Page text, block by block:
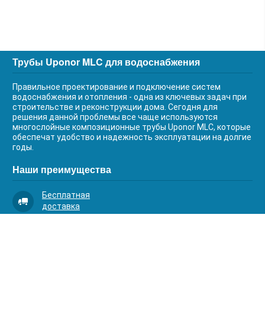
Трубы Uponor MLC для водоснабжения
Правильное проектирование и подключение систем
водоснабжения и отопления - одна из ключевых задач при
строительстве и реконструкции дома. Сегодня для
решения данной проблемы все чаще используются
многослойные композиционные трубы Uponor MLC, которые
обеспечат удобство и надежность эксплуатации на долгие
годы.
Наши преимущества
Бесплатная
доставка